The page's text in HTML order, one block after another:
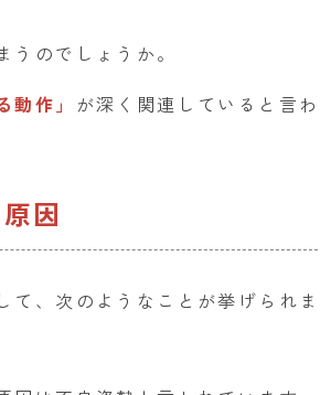
のでしょうか。
動作」 が深く関連していると言わ
因
、次のようなことが挙げられま